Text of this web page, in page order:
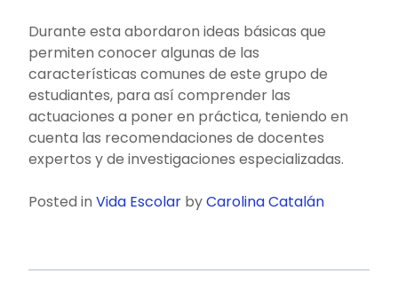
Durante esta abordaron ideas básicas que
permiten conocer algunas de las
características comunes de este grupo de
estudiantes, para así comprender las
actuaciones a poner en práctica, teniendo en
cuenta las recomendaciones de docentes
expertos y de investigaciones especializadas.
Posted in Vida Escolar byCarolina Catalán